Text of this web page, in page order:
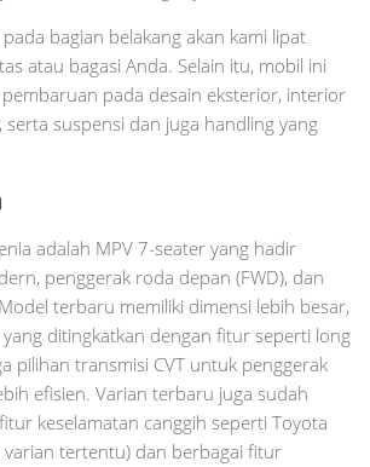
bagian belakang akan kami lipat
atau bagasi Anda. Selain itu, mobil ini
pada desain eksterior, interior
serta suspensi dan juga handling yang
adalah MPV 7-seater yang hadir
penggerak roda depan (FWD), dan
terbaru memiliki dimensi lebih besar,
ditingkatkan dengan fitur seperti long
pilihan transmisi CVT untuk penggerak
efisien. Varian terbaru juga sudah
keselamatan canggih seperti Toyota
varian tertentu) dan berbagai fitur